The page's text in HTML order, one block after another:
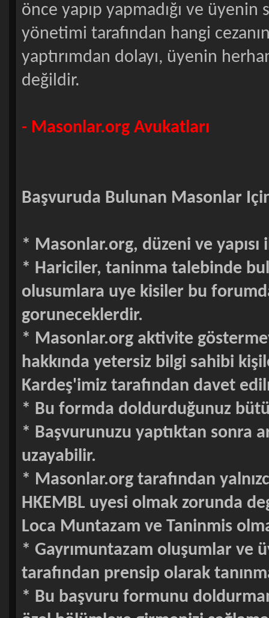
önce yapıp yapmadığı ve
yönetimi tarafından hangi
yaptırımdan dolayı, üyenin
değildir.
- Masonlar.org Avukatları
Başvuruda Bulunan Masonlar
* Masonlar.org, düzeni ve
* Hariciler, taninma talebinde
olusumlara uye kisiler bu
goruneceklerdir.
* Masonlar.org aktivite
hakkında yetersiz bilgi sahibi
Kardeş'imiz tarafından davet
* Bu formda doldurduğunuz
* Başvurunuzu yaptıktan sonra
uzayabilir.
* Masonlar.org tarafından
HKEMBL uyesi olmak zorunda
Loca Muntazam ve Taninmis
* Gayrımuntazam oluşumlar ve
tarafından prensip olarak
* Bu başvuru formunu